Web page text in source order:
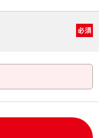
必須